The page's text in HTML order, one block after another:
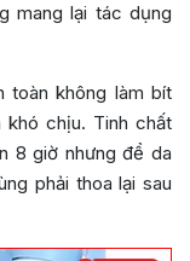
mang lại tác dụng
toàn không làm bít
chịu. Tinh chất
8 giờ nhưng để da
phải thoa lại sau